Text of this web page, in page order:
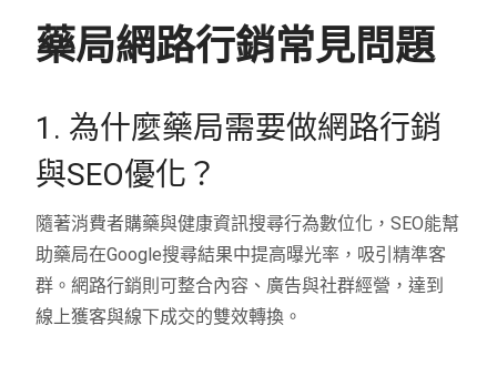
藥局網路行銷常見問題
1. 為什麼藥局需要做網路行銷
與SEO優化？
隨著消費者購藥與健康資訊搜尋行為數位化，SEO能幫
助藥局在Google搜尋結果中提高曝光率，吸引精準客
群。網路行銷則可整合內容、廣告與社群經營，達到
線上獲客與線下成交的雙效轉換。